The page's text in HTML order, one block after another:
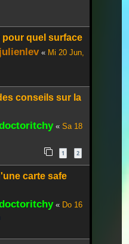
quel surface
julienlev« Mi 20 Jun,
conseils sur la
« Sa 18
1 2
carte safe
« Do 16